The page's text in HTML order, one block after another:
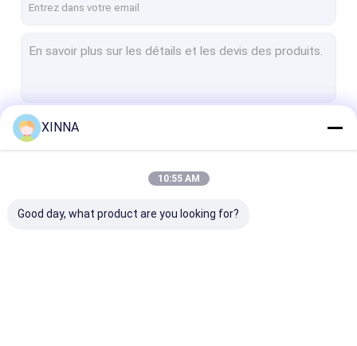
XINNA
10:55 AM
Good day, what product are you looking for?